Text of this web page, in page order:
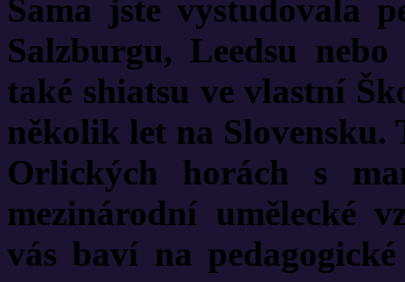
Sama jste vystudovala
Salzburgu, Leedsu
také shiatsu ve vlastní
několik let na Slovensku.
Orlických horách s
mezinárodní umělecké
vás baví na